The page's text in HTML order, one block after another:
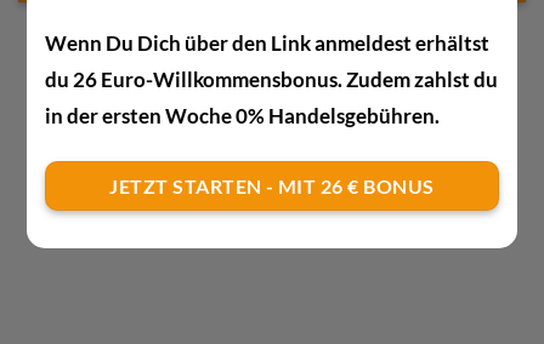
Wenn Du Dich über den Link anmeldest erhältst
du 26 Euro-Willkommensbonus. Zudem zahlst du
in der ersten Woche 0% Handelsgebühren.
JETZT STARTEN - MIT 26 € BONUS